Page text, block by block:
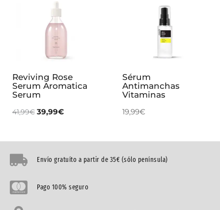
Reviving Rose
Serum Aromatica
Serum
41,99€ 39,99€
Sérum
Antimanchas
Vitaminas
19,99€
Envío gratuíto a partir de 35€ (sólo península)
Pago 100% seguro